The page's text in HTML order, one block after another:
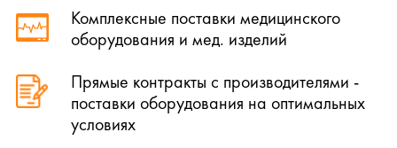
Комплексные поставки медицинского
оборудования и мед. изделий
Прямые контракты с производителями -
поставки оборудования на оптимальных
условиях